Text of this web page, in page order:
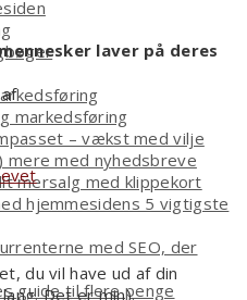
markedsføring
– vækst med vilje
mere med nyhedsbreve
mersalg med klippekort
hjemmesidens 5 vigtigste
med SEO, der
guide til flere penge
laver på deres
du vil have ud af din
Det er min).